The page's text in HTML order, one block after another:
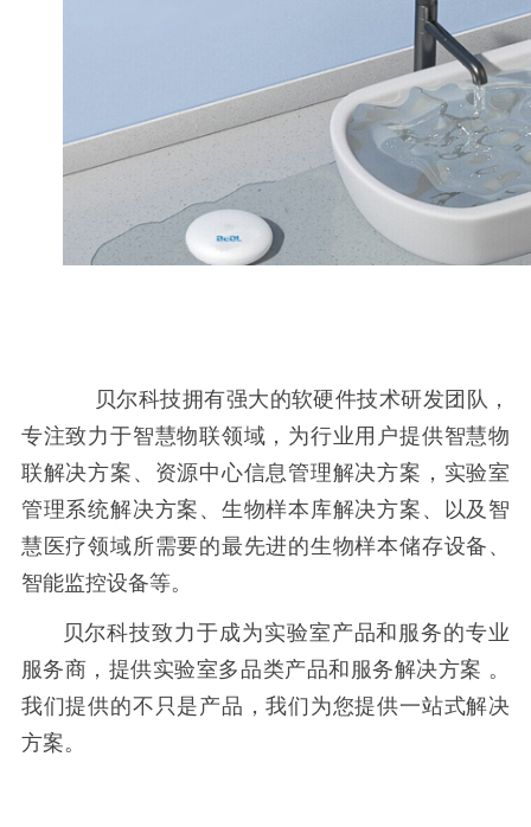
贝尔科技拥有强大的软硬件技术研发团队，
专注致力于智慧物联领域，为行业用户提供智慧物
联解决方案、资源中心信息管理解决方案，实验室
管理系统解决方案、生物样本库解决方案、以及智
慧医疗领域所需要的最先进的生物样本储存设备、
智能监控设备等。
贝尔科技致力于成为实验室产品和服务的专业
服务商 ，提供实验室多品类产品和服务解决方案 。
我们提供的不只是产品，我们为您提供一站式解决
方案。